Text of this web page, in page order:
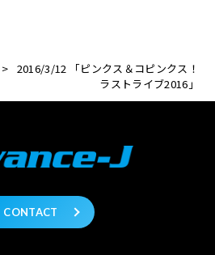
> 2016/3/12 「ピンクス＆コピンクス！
ラストライブ2016」
CONTACT